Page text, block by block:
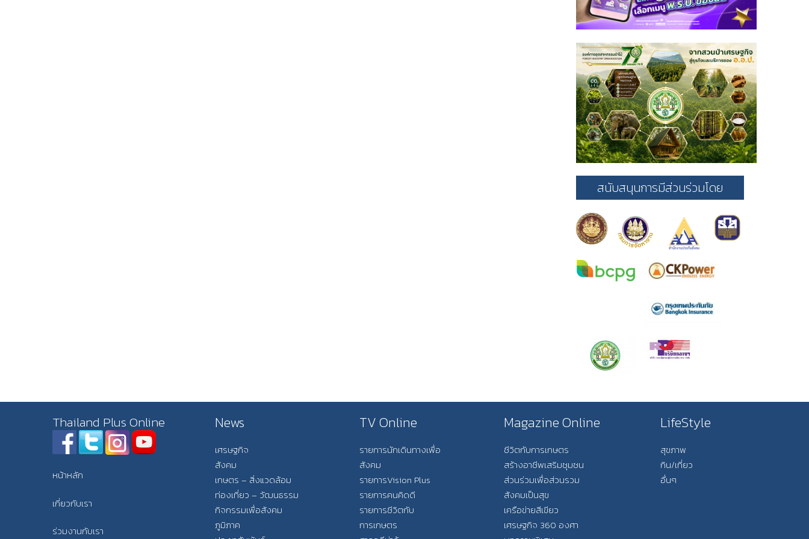
สนับสนุนการมีส่วนร่วมโดย
Thailand Plus Online
หน้าหลัก
เกี่ยวกับเรา
ร่วมงานกับเรา
News
เศรษฐกิจ
สังคม
เกษตร – สิ่งแวดล้อม
ท่องเที่ยว – วัฒนธรรม
กิจกรรมเพื่อสังคม
ภูมิภาค
TV Online
รายการนักเดินทางเพื่อ
สังคม
รายการVision Plus
รายการคนคิดดี
รายการชีวิตกับ
การเกษตร
Magazine Online
ชีวิตกับการเกษตร
สร้างอาชีพเสริมชุมชน
ส่วนร่วมเพื่อส่วนรวม
สังคมเป็นสุข
เครือข่ายสีเขียว
เศรษฐกิจ 360 องศา
LifeStyle
สุขภาพ
กิน/เที่ยว
อื่นๆ